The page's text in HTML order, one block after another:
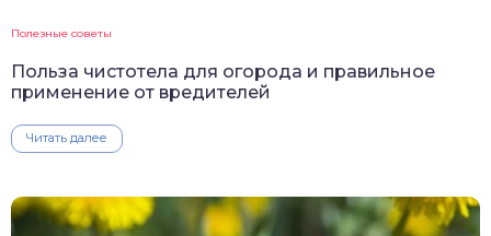
Полезные советы
Польза чистотела для огорода и правильное
применение от вредителей
Читать далее